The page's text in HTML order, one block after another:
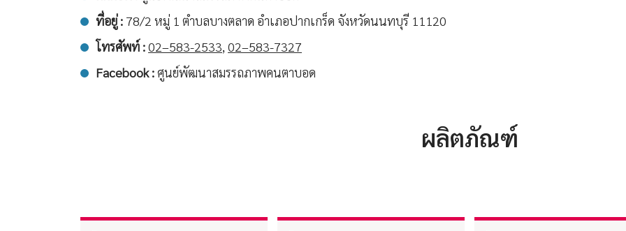
ที่อยู่ : 78/2 หมู่ 1 ตำบลบางตลาด อำเภอปากเกร็ด จังหวัดนนทบุรี 11120
โทรศัพท์ :02–583-2533, 02–583-7327
Facebook :ศูนย์พัฒนาสมรรถภาพคนตาบอด
ผลิตภัณฑ์